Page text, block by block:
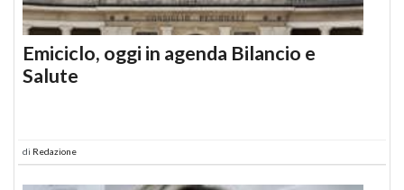
Emiciclo, oggi in agenda Bilancio e
Salute
di Redazione